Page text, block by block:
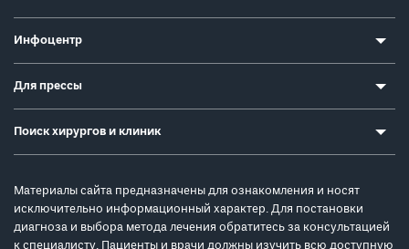
Инфоцентр
Для прессы
Поиск хирургов и клиник
Материалы сайта предназначены для ознакомления и носят
исключительно информационный характер. Для постановки
диагноза и выбора метода лечения обратитесь за консультацией
к специалисту. Пациенты и врачи должны изучить всю доступную